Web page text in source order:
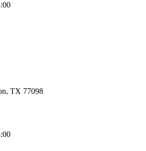
TX 77098